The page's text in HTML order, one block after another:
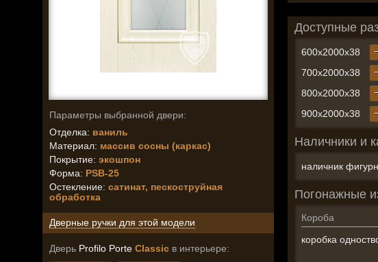
Параметры выбранной двери:
Отделка: ваниль
Материал: массив сосны (каркас)
Покрытие: экошпон
Форма: PSB-25
Остекление: сатинат, пескоструйная
обработка
Дверные ручки для этой модели
Дверь Profilo Porte Classic в интерьере:
Доступные
600x2000x38
700x2000x38
800x2000x38
900x2000x38
Наличники и
наличник
Погонажные
Короба
коробка